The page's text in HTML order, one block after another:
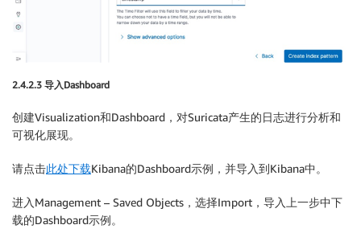
2.4.2.3 导入Dashboard
创建Visualization和Dashboard，对Suricata产生的日志进行分析和
可视化展现。
请点击此处下载Kibana的Dashboard示例，并导入到Kibana中。
进入Management – Saved Objects，选择Import，导入上一步中下
载的Dashboard示例。